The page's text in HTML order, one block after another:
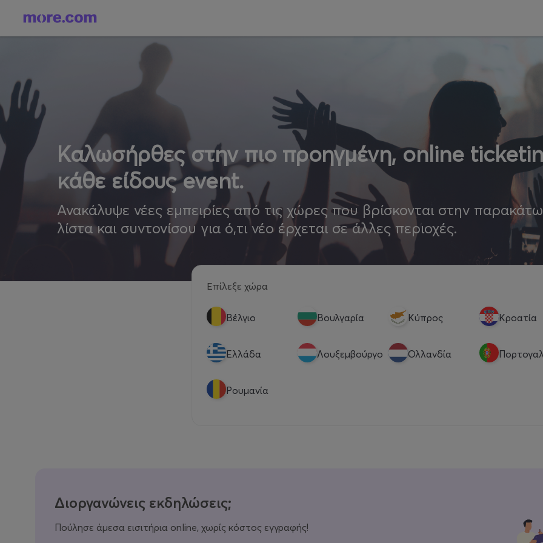
Καλωσήρθες στην πιο προηγμένη, online
κάθε είδους event.
Ανακάλυψε νέες εμπειρίες από τις χώρες που βρίσκονται στην παρακάτω
λίστα και συντονίσου για ό,τι νέο έρχεται σε άλλες περιοχές.
Επίλεξε χώρα
Βέλγιο Βουλγαρία Κύπρος Κροατία
Eλλάδα Λουξεμβούργο Ολλανδία
Ρουμανία
Διοργανώνεις εκδηλώσεις;
Πούλησε άμεσα εισιτήρια online, χωρίς κόστος εγγραφής!